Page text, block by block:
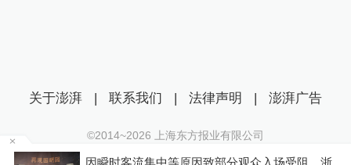
因瞬时客流集中等原因致部分观众入场受阻，浙
关于澎湃 | 联系我们 | 法律声明 | 澎湃广告
©2014~2026 上海东方报业有限公司
沪ICP证：沪B2-20170116 | 沪ICP备14003370号